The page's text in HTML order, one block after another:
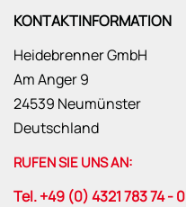
KONTAKTINFORMATION
Heidebrenner GmbH
Am Anger 9
24539 Neumünster
Deutschland
RUFEN SIE UNS AN:
Tel. +49 (0) 4321 783 74 - 0